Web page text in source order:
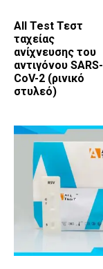
All Test Τεστ
ταχείας
ανίχνευσης του
αντιγόνου SARS-
CoV-2 (ρινικό
στυλεό)